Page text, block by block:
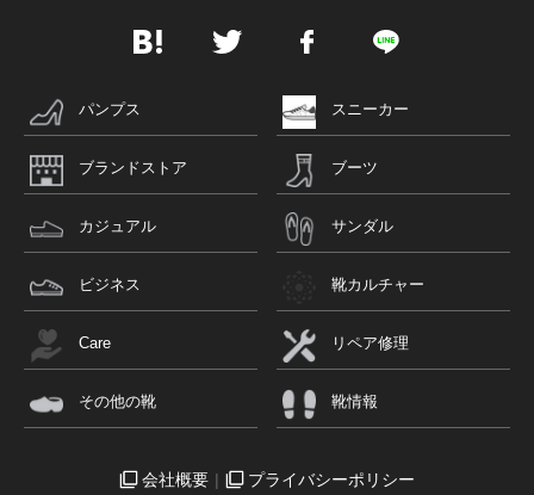
パンプス スニーカー
ブランドストア ブーツ
カジュアル サンダル
ビジネス 靴カルチャー
Care リペア修理
その他の靴 靴情報
会社概要 プライバシーポリシー